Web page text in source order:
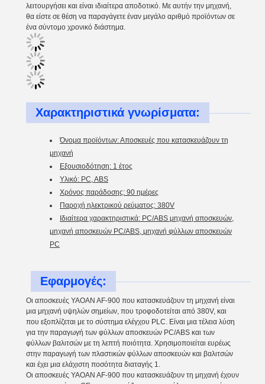
λειτουργήσει και είναι ιδιαίτερα αποδοτικό. Με αυτήν την μηχανή,
θα είστε σε θέση να παραγάγετε έναν μεγάλο αριθμό προϊόντων σε
ένα σύντομο χρονικό διάστημα.
Χαρακτηριστικά γνωρίσματα:
Όνομα προϊόντων: Αποσκευές που κατασκευάζουν τη
μηχανή
Εξουσιοδότηση: 1 έτος
Υλικό: PC, ABS
Χρόνος παράδοσης: 90 ημέρες
Παροχή ηλεκτρικού ρεύματος: 380V
Ιδιαίτερα χαρακτηριστικά: PC/ABS μηχανή αποσκευών,
μηχανή αποσκευών PC/ABS, μηχανή φύλλων αποσκευών
PC
Εφαρμογές:
Οι αποσκευές YAOAN AF-900 που κατασκευάζουν τη μηχανή είναι
μια μηχανή υψηλών σημείων, που τροφοδοτείται από 380V, και
που εξοπλίζεται με το σύστημα ελέγχου PLC. Είναι μια τέλεια λύση
για την παραγωγή των φύλλων αποσκευών PC/ABS και των
φύλλων βαλιτσών με τη λεπτή ποιότητα. Χρησιμοποιείται ευρέως
στην παραγωγή των πλαστικών φύλλων αποσκευών και βαλιτσών
και έχει μια ελάχιστη ποσότητα διαταγής 1.
Οι αποσκευές YAOAN AF-900 που κατασκευάζουν τη μηχανή έχουν